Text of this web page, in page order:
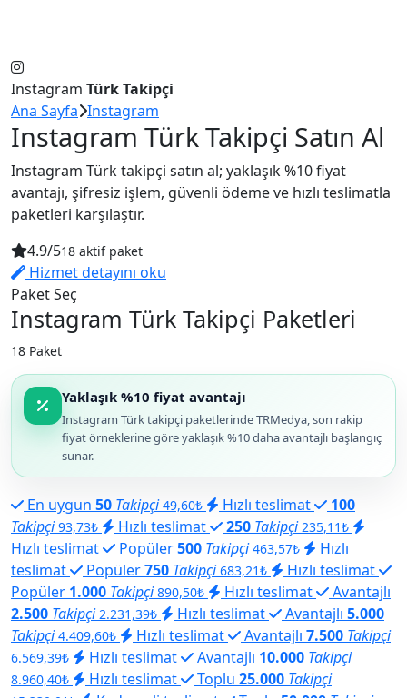
Instagram Türk Takipçi
Ana Sayfa Instagram
Instagram Türk Takipçi Satın Al
Instagram Türk takipçi satın al; yaklaşık %10 fiyat
avantajı, şifresiz işlem, güvenli ödeme ve hızlı teslimatla
paketleri karşılaştır.
4.9/518 aktif paket
Hizmet detayını oku
Paket Seç
Instagram Türk Takipçi Paketleri
18 Paket
Yaklaşık %10 fiyat avantajı
Instagram Türk takipçi paketlerinde TRMedya, son rakip
fiyat örneklerine göre yaklaşık %10 daha avantajlı başlangıç
sunar.
En uygun 50 Takipçi 49,60₺ Hızlı teslimat
100
Takipçi 93,73₺ Hızlı teslimat 250 Takipçi 235,11₺
Hızlı teslimat Popüler500 Takipçi 463,57₺
Hızlı
teslimat
Popüler750 Takipçi 683,21₺
Hızlı teslimat
Popüler 1.000 Takipçi 890,50₺ Hızlı teslimat
Avantajlı
2.500 Takipçi 2.231,39₺ Hızlı teslimat Avantajlı 5.000
Takipçi 4.409,60₺ Hızlı teslimat Avantajlı 7.500 Takipçi
6.569,39₺ Hızlı teslimat Avantajlı 10.000 Takipçi
8.960,40₺ Hızlı teslimat Toplu 25.000 Takipçi